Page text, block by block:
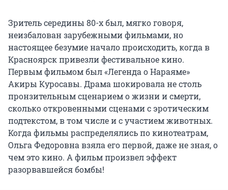
Зритель середины 80-х был, мягко говоря,
неизбалован зарубежными фильмами, но
настоящее безумие начало происходить, когда в
Красноярск привезли фестивальное кино.
Первым фильмом был «Легенда о Нараяме»
Акиры Куросавы. Драма шокировала не столь
пронзительным сценарием о жизни и смерти,
сколько откровенными сценами с эротическим
подтекстом, в том числе и с участием животных.
Когда фильмы распределялись по кинотеатрам,
Ольга Федоровна взяла его первой, даже не зная, о
чем это кино. А фильм произвел эффект
разорвавшейся бомбы!